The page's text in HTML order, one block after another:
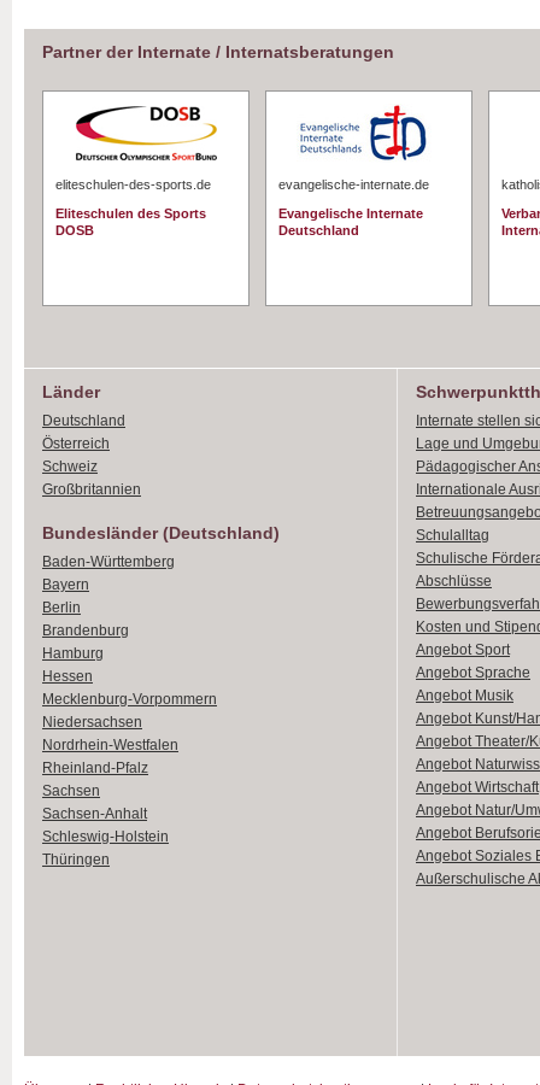
Partner der Internate / Internatsberatungen
eliteschulen-des-sports.de
Eliteschulen des Sports
DOSB
evangelische-internate.de
Evangelische Internate
Deutschland
Länder
Deutschland
Österreich
Schweiz
Großbritannien
Bundesländer (Deutschland)
Baden-Württemberg
Bayern
Berlin
Brandenburg
Hamburg
Hessen
Mecklenburg-Vorpommern
Niedersachsen
Nordrhein-Westfalen
Rheinland-Pfalz
Sachsen
Sachsen-Anhalt
Schleswig-Holstein
Thüringen
Internate stellen
Lage und
Pädagogischer
Internationale
Schulalltag
Schulische
Abschlüsse
Kosten und
Angebot Sport
Angebot Sprache
Angebot Musik
Angebot Kunst/
Angebot Theater/
Angebot
Angebot Wirtschaft
Angebot Natur/
Angebot
Angebot Soziales
Außerschulische